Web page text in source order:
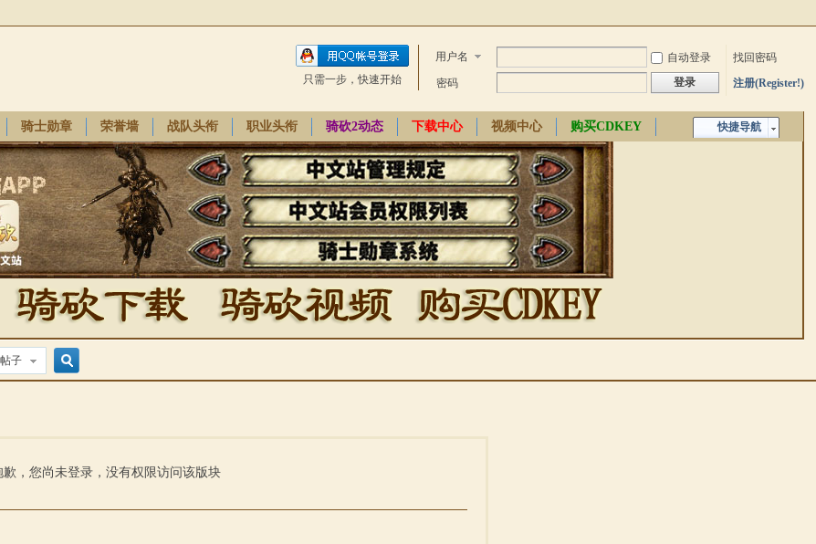
用户名 自动登录
找回密码
密码
登录 注册(Register!)
只需一步，快速开始
快捷导航
骑士勋章 荣誉墙 战队头衔 职业头衔 骑砍2动态 下载中心 视频中心
购买CDKEY
帖子
索
歉，您尚未登录，没有权限访问该版块